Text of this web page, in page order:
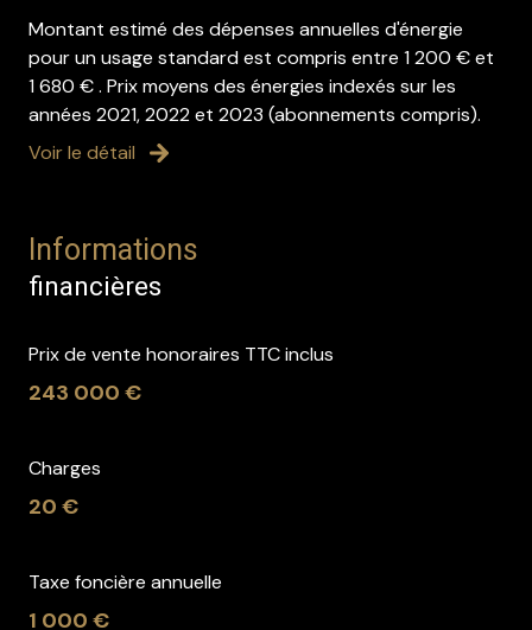
Montant estimé des dépenses annuelles d'énergie
pour un usage standard est compris entre 1 200 € et
1 680 € . Prix moyens des énergies indexés sur les
années 2021, 2022 et 2023 (abonnements compris).
Voir le détail
Informations
financières
Prix de vente honoraires TTC inclus
243 000 €
Charges
20 €
Taxe foncière annuelle
1 000 €